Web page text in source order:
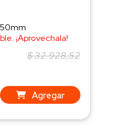
¡Aprovechala!
$ 32.928,52
Agregar